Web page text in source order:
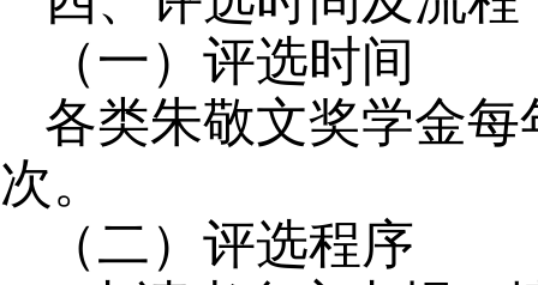
（一）评选时间
各类朱敬文奖学金
次。
（二）评选程序